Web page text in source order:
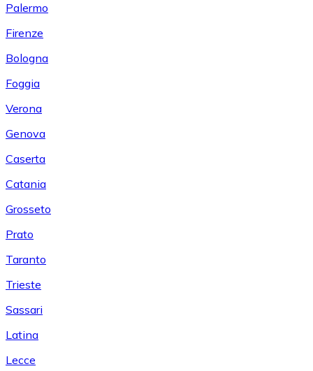
Palermo
Firenze
Bologna
Foggia
Verona
Genova
Caserta
Catania
Grosseto
Prato
Taranto
Trieste
Sassari
Latina
Lecce